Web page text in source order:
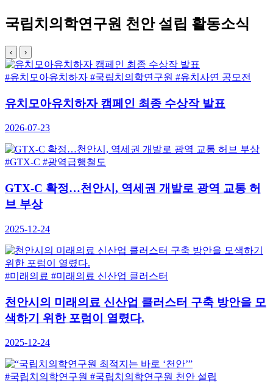
국립치의학연구원 천안 설립 활동소식
‹ ›
#유치모아유치하자 #국립치의학연구원 #유치사연 공모전
유치모아유치하자 캠페인 최종 수상작 발표
2026-07-23
#GTX-C #광역급행철도
GTX-C 확정…천안시, 역세권 개발로 광역 교통 허
브 부상
2025-12-24
#미래의료 #미래의료 신산업 클러스터
천안시의 미래의료 신산업 클러스터 구축 방안을 모
색하기 위한 포럼이 열렸다.
2025-12-24
#국립치의학연구원 #국립치의학연구원 천안 설립